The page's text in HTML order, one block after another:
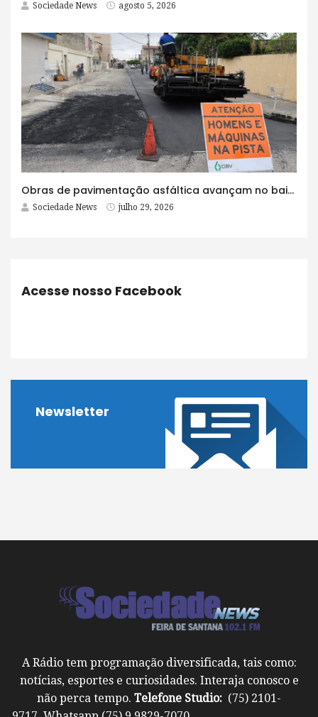
Sociedade News agosto 5, 2026
Obras de pavimentação asfáltica avançam no bairro Brasília e chegam a mais quatro ruas
Sociedade News julho 29, 2026
Acesse nosso Facebook
Newsletter
A Rádio tem programação diversificada, tais como:
notícias, esportes e curiosidades. Interaja conosco e
não perca tempo. Telefone Studio: (75) 2101-